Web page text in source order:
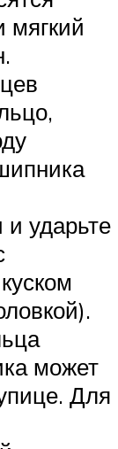
мягкий
и ударьте
может
Для